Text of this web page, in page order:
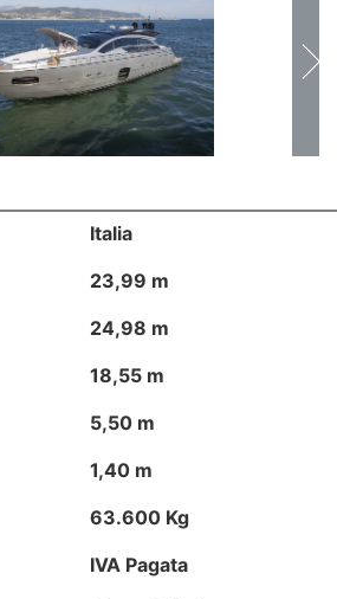
Italia
23,99 m
24,98 m
18,55 m
5,50 m
1,40 m
63.600 Kg
IVA Pagata